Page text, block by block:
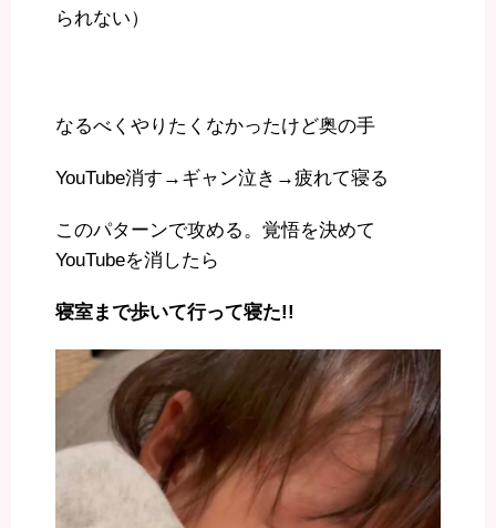
られない）
なるべくやりたくなかったけど奥の手
YouTube消す→ギャン泣き→疲れて寝る
このパターンで攻める。覚悟を決めて
YouTubeを消したら
寝室まで歩いて行って寝た!!